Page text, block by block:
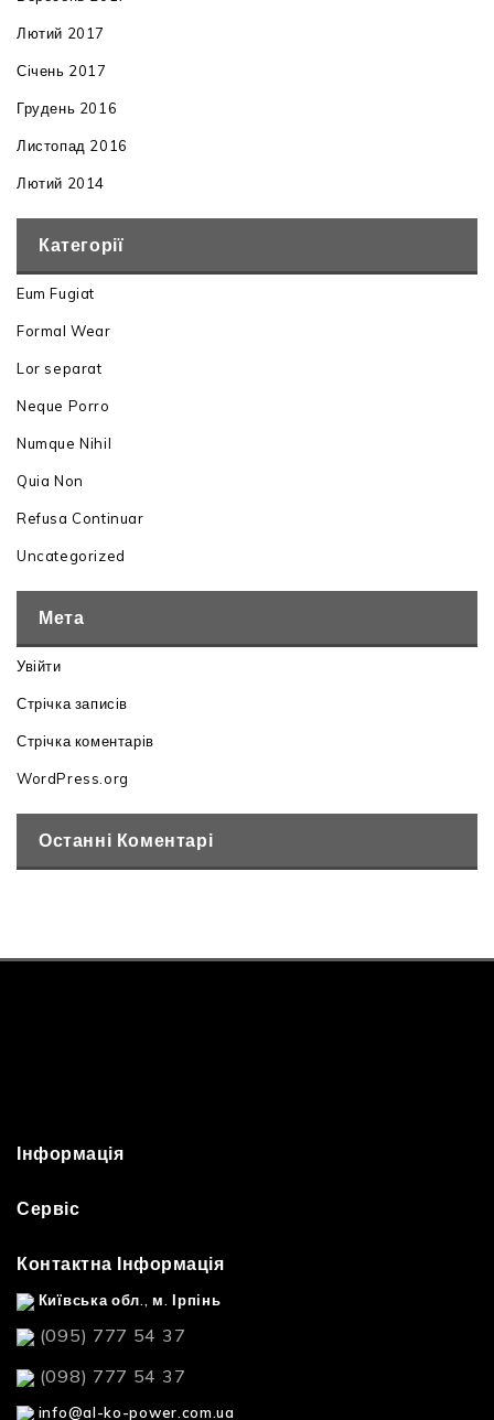
Лютий 2017
Січень 2017
Грудень 2016
Листопад 2016
Лютий 2014
Категорії
Eum Fugiat
Formal Wear
Lor separat
Neque Porro
Numque Nihil
Quia Non
Refusa Continuar
Uncategorized
Мета
Увійти
Стрічка записів
Стрічка коментарів
WordPress.org
Останні Коментарі
Інформація
Сервіс
Контактна Інформація
Київська обл., м. Ірпінь
(095) 777 54 37
(098) 777 54 37
info@al-ko-power.com.ua